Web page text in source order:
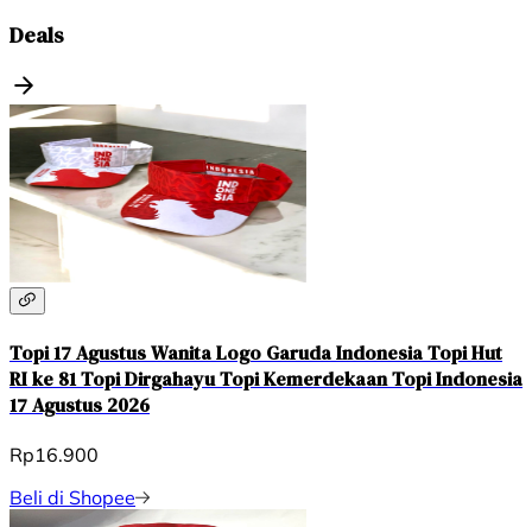
Deals
Topi 17 Agustus Wanita Logo Garuda Indonesia Topi Hut
RI ke 81 Topi Dirgahayu Topi Kemerdekaan Topi Indonesia
17 Agustus 2026
Rp16.900
Beli di Shopee